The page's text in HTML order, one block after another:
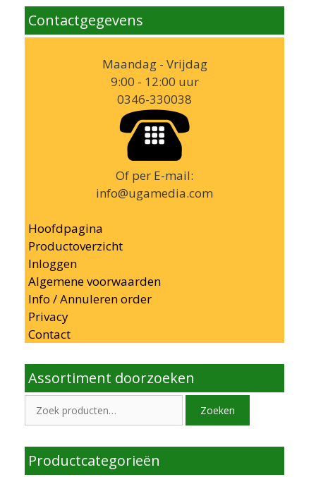
Contactgegevens
Maandag - Vrijdag
9:00 - 12:00 uur
0346-330038
Of per E-mail:
info@ugamedia.com
Hoofdpagina
Productoverzicht
Inloggen
Algemene voorwaarden
Info / Annuleren order
Privacy
Contact
Assortiment doorzoeken
Zoeken
naar:
Zoeken
Productcategorieën